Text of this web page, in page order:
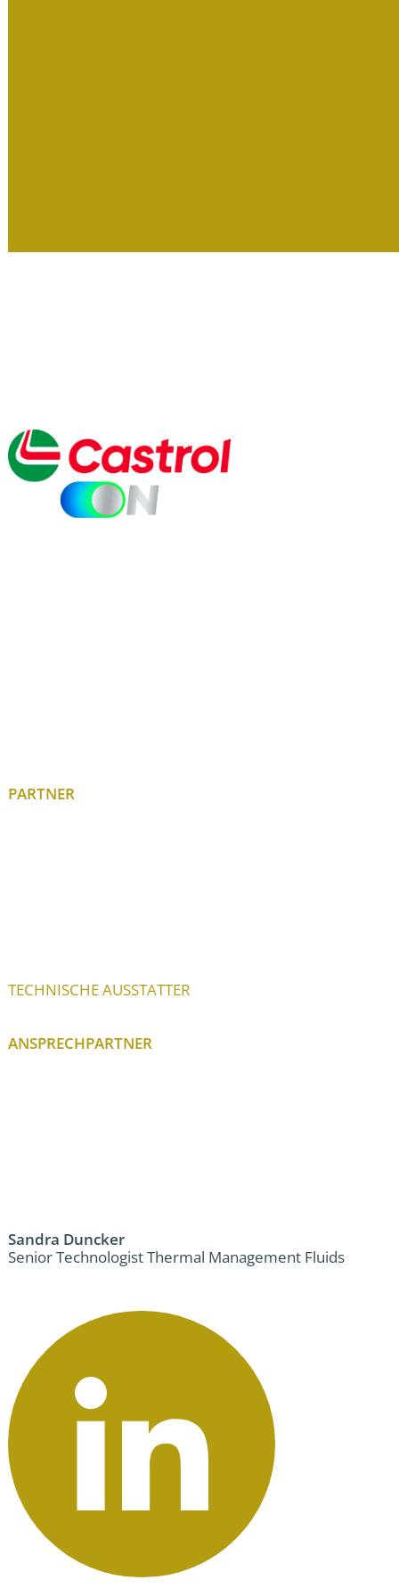
PARTNER
TECHNISCHE AUSSTATTER
ANSPRECHPARTNER
Sandra Duncker
Senior Technologist Thermal Management Fluids